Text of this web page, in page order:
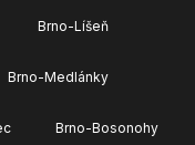
Brno-Líšeň
Brno-Medlánky
Brno-Bosonohy